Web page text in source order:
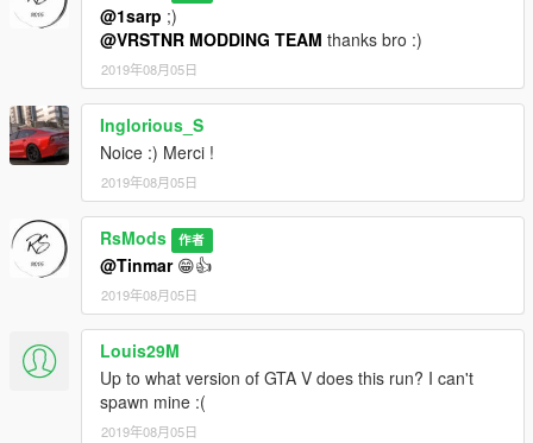
@1sarp ;)
@VRSTNR MODDING TEAM thanks bro :)
2019年08月05日
Inglorious_S
Noice :) Merci !
2019年08月05日
RsMods 作者
@Tinmar😁👍
2019年08月05日
Louis29M
Up to what version of GTA V does this run? I can't
spawn mine :(
2019年08月05日